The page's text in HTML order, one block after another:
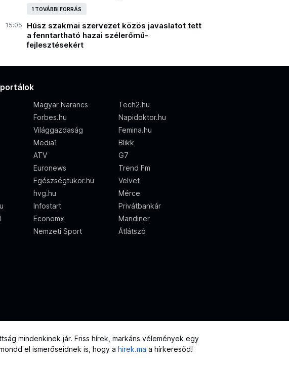
1 TOVÁBBI FORRÁS
15:05
Húsz szakmai szervezet közös javaslatot tett
a fenntartható hazai szélerőmű-
fejlesztésekért
Magyar Narancs
Tech2.hu
Forbes.hu
Napidoktor.hu
Világgazdaság
Femina.hu
Media1
Blikk
ATV
G7
Euronews
Trend Fm
Egészségtükör.hu
Velvet
hvg.hu
Mérce
Infostart
Privátbankár
Economx
Mandiner
Nemzeti Sport
Átlátszó
mindenkinek jár. Friss hírek, markáns vélemények egy
el ismerőseidnek is, hogy a hirek.ma a hírkeresőd!